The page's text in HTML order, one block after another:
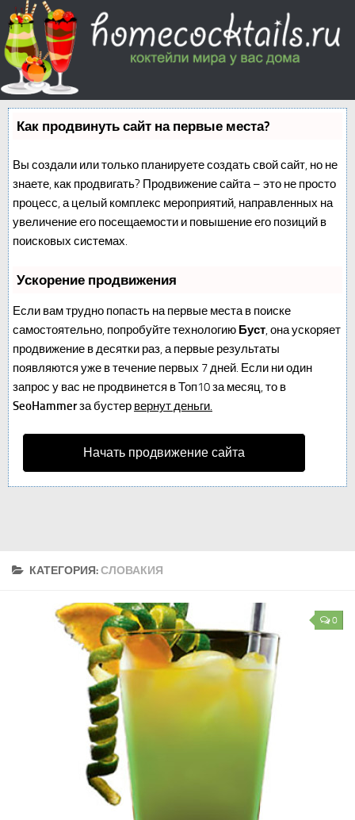
Как продвинуть сайт на первые места?
Вы создали или только планируете создать свой сайт, но не
знаете, как продвигать? Продвижение сайта – это не просто
процесс, а целый комплекс мероприятий, направленных на
увеличение его посещаемости и повышение его позиций в
поисковых системах.
Ускорение продвижения
Если вам трудно попасть на первые места в поиске
самостоятельно, попробуйте технологию Буст, она ускоряет
продвижение в десятки раз, а первые результаты
появляются уже в течение первых 7 дней. Если ни один
запрос у вас не продвинется в Топ10 за месяц, то в
SeoHammerза бустер вернут деньги.
Начать продвижение сайта
КАТЕГОРИЯ:СЛОВАКИЯ
0